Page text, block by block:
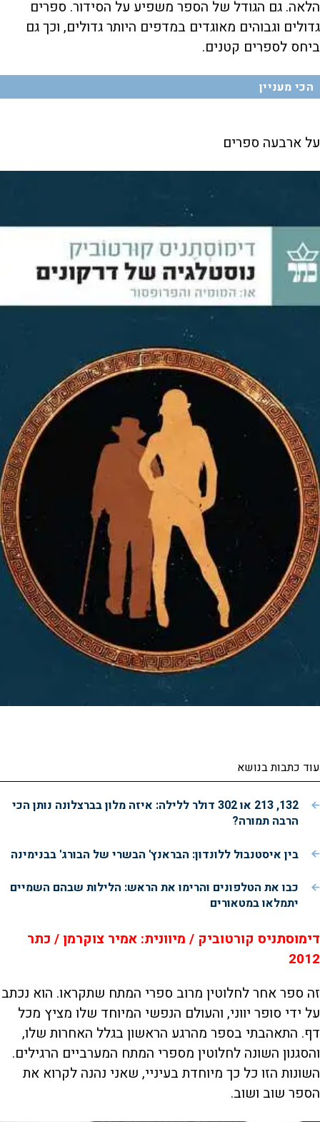
הלאה. גם הגודל של הספר משפיע על הסידור. ספרים
גדולים וגבוהים מאוגדים במדפים היותר גדולים, וכך גם
ביחס לספרים קטנים.
הכי מעניין
על ארבעה ספרים
עוד כתבות בנושא
132, 213 או 302 דולר ללילה: איזה מלון בברצלונה נותן הכי
הרבה תמורה?
בין איסטנבול ללונדון: הבראנץ' הבשרי של הבורג' בבנימינה
כבו את הטלפונים והרימו את הראש: הלילות שבהם השמיים
יתמלאו במטאורים
דימוסתניס קורטוביק / מיוונית: אמיר צוקרמן / כתר
2012
זה ספר אחר לחלוטין מרוב ספרי המתח שתקראו. הוא נכתב
על ידי סופר יווני, והעולם הנפשי המיוחד שלו מציץ מכל
דף. התאהבתי בספר מהרגע הראשון בגלל האחרות שלו,
והסגנון השונה לחלוטין מספרי המתח המערביים הרגילים.
השונות הזו כל כך מיוחדת בעיניי, שאני נהנה לקרוא את
הספר שוב ושוב.